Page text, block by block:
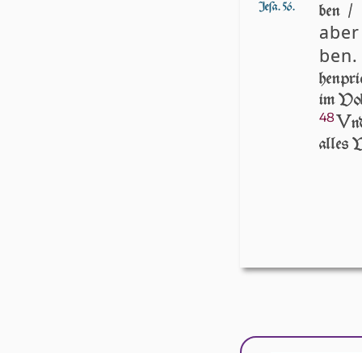
Jeſa. 56.
ben /
ben.
im
48V
al­les